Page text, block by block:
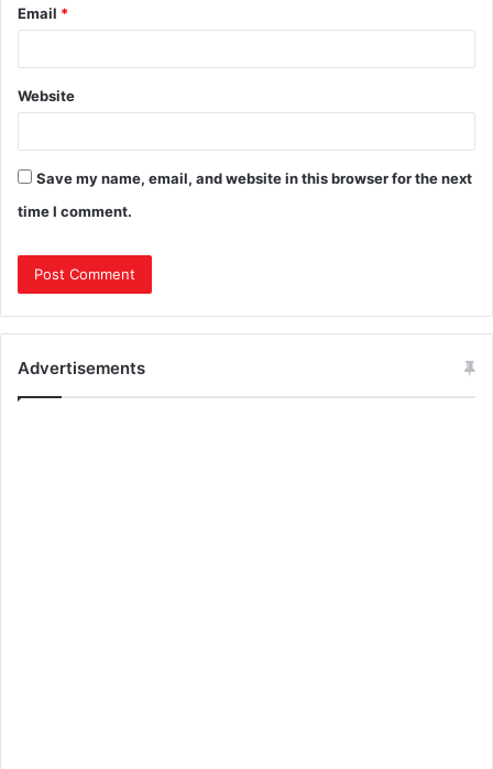
Email *
Website
Save my name, email, and website in this browser for the next
time I comment.
Advertisements